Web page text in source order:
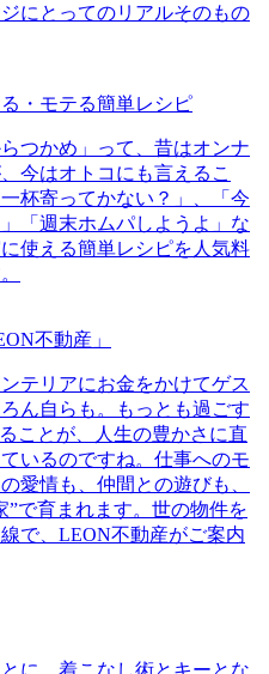
にとってのリアルそのもの
・モテる簡単レシピ
つかめ」って、昔はオンナ
今はオトコにも言えるこ
杯寄ってかない？」、「今
「週末ホムパしようよ」な
使える簡単レシピを人気料
不動産」
テリアにお金をかけてゲス
ん自らも。もっとも過ごす
ことが、人生の豊かさに直
いるのですね。仕事へのモ
愛情も、仲間との遊びも、
”で育まれます。世の物件を
で、LEON不動産がご案内